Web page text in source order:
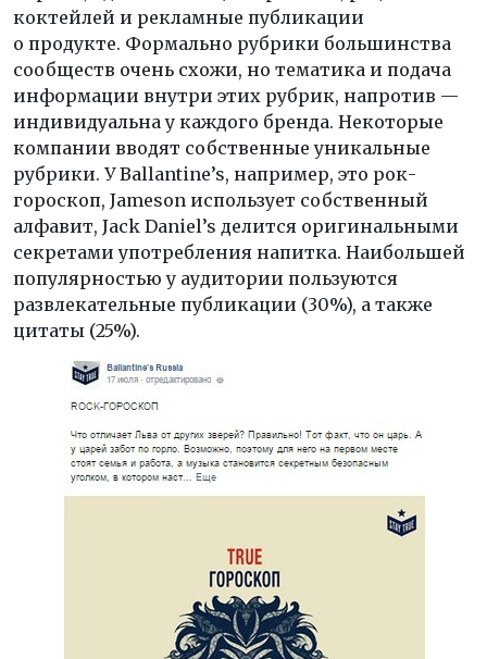
коктейлей и рекламные публикации
о продукте. Формально рубрики большинства
сообществ очень схожи, но тематика и подача
информации внутри этих рубрик, напротив —
индивидуальна у каждого бренда. Некоторые
компании вводят собственные уникальные
рубрики. У Ballantine’s, например, это рок-
гороскоп, Jameson использует собственный
алфавит, Jack Daniel’s делится оригинальными
секретами употребления напитка. Наибольшей
популярностью у аудитории пользуются
развлекательные публикации (30%), а также
цитаты (25%).